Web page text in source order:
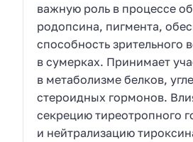
важную роль в процессе
родопсина, пигмента,
способность зрительного
в сумерках. Принимает
в метаболизме белков,
стероидных гормонов.
секрецию тиреотропного
и нейтрализацию